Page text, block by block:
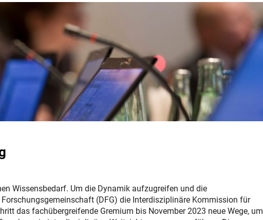
Wissensbedarf. Um die Dynamik aufzugreifen und die
(DFG) die Interdisziplinäre Kommission für
das fachübergreifende Gremium bis November 2023 neue Wege, um